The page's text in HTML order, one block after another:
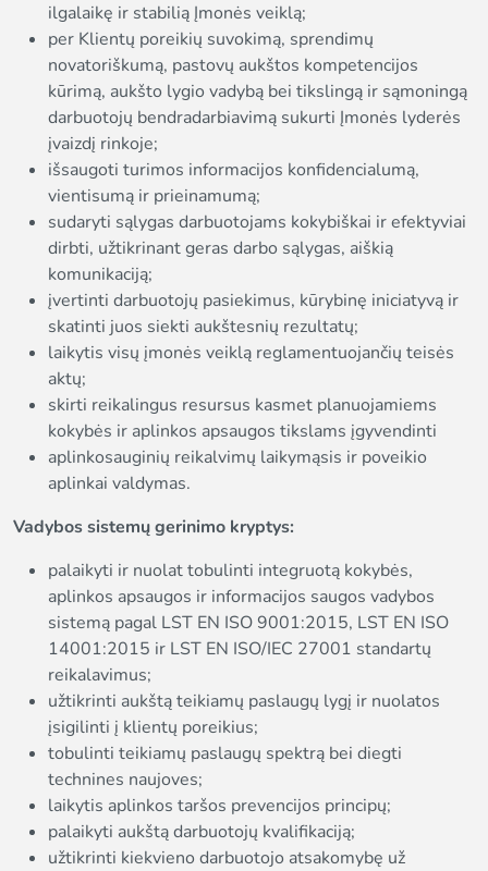
ilgalaikę ir stabilią Įmonės veiklą;
per Klientų poreikių suvokimą, sprendimų
novatoriškumą, pastovų aukštos kompetencijos
kūrimą, aukšto lygio vadybą bei tikslingą ir sąmoningą
darbuotojų bendradarbiavimą sukurti Įmonės lyderės
įvaizdį rinkoje;
išsaugoti turimos informacijos konfidencialumą,
vientisumą ir prieinamumą;
sudaryti sąlygas darbuotojams kokybiškai ir efektyviai
dirbti, užtikrinant geras darbo sąlygas, aiškią
komunikaciją;
įvertinti darbuotojų pasiekimus, kūrybinę iniciatyvą ir
skatinti juos siekti aukštesnių rezultatų;
laikytis visų įmonės veiklą reglamentuojančių teisės
aktų;
skirti reikalingus resursus kasmet planuojamiems
kokybės ir aplinkos apsaugos tikslams įgyvendinti
aplinkosauginių reikalvimų laikymąsis ir poveikio
aplinkai valdymas.
Vadybos sistemų gerinimo kryptys:
palaikyti ir nuolat tobulinti integruotą kokybės,
aplinkos apsaugos ir informacijos saugos vadybos
sistemą pagal LST EN ISO 9001:2015, LST EN ISO
14001:2015 ir LST EN ISO/IEC 27001 standartų
reikalavimus;
užtikrinti aukštą teikiamų paslaugų lygį ir nuolatos
įsigilinti į klientų poreikius;
tobulinti teikiamų paslaugų spektrą bei diegti
technines naujoves;
laikytis aplinkos taršos prevencijos principų;
palaikyti aukštą darbuotojų kvalifikaciją;
užtikrinti kiekvieno darbuotojo atsakomybę už